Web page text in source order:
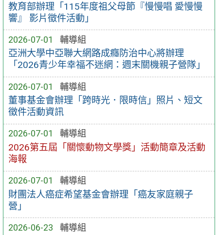
教育部辦理「115年度祖父母節『慢慢唱 愛慢慢
響』 影片徵件活動」
2026-07-01 輔導組
亞洲大學中亞聯大網路成癮防治中心將辦理
「2026青少年幸福不迷網：週末關機親子營隊」
2026-07-01 輔導組
董事基金會辦理「跨時光．限時信」照片、短文
徵件活動資訊
2026-07-01 輔導組
2026第五屆「關懷動物文學獎」活動簡章及活動
海報
2026-07-01 輔導組
財團法人癌症希望基金會辦理「癌友家庭親子
營」
2026-06-23 輔導組